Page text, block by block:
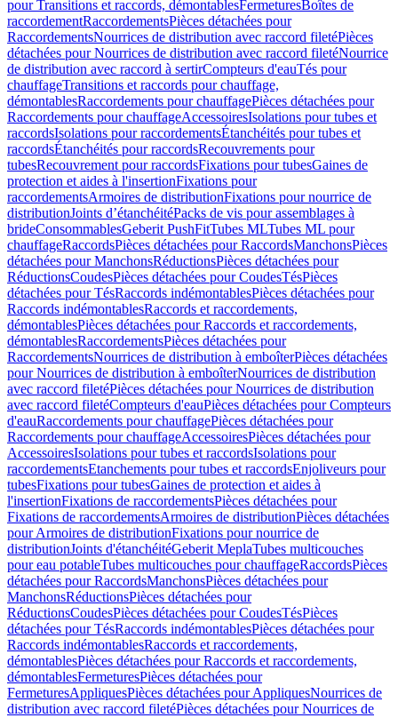
pour Transitions et raccords, démontablesFermeturesBoîtes de
raccordementRaccordementsPièces détachées pour
RaccordementsNourrices de distribution avec raccord filetéPièces
détachées pour Nourrices de distribution avec raccord filetéNourrice
de distribution avec raccord à sertirCompteurs d'eauTés pour
chauffageTransitions et raccords pour chauffage,
démontablesRaccordements pour chauffagePièces détachées pour
Raccordements pour chauffageAccessoiresIsolations pour tubes et
raccordsIsolations pour raccordementsÉtanchéités pour tubes et
raccordsÉtanchéités pour raccordsRecouvrements pour
tubesRecouvrement pour raccordsFixations pour tubesGaines de
protection et aides à l'insertionFixations pour
raccordementsArmoires de distributionFixations pour nourrice de
distributionJoints d’étanchéitéPacks de vis pour assemblages à
brideConsommablesGeberit PushFitTubes MLTubes ML pour
chauffageRaccordsPièces détachées pour RaccordsManchonsPièces
détachées pour ManchonsRéductionsPièces détachées pour
RéductionsCoudesPièces détachées pour CoudesTésPièces
détachées pour TésRaccords indémontablesPièces détachées pour
Raccords indémontablesRaccords et raccordements,
démontablesPièces détachées pour Raccords et raccordements,
démontablesRaccordementsPièces détachées pour
RaccordementsNourrices de distribution à emboîterPièces détachées
pour Nourrices de distribution à emboîterNourrices de distribution
avec raccord filetéPièces détachées pour Nourrices de distribution
avec raccord filetéCompteurs d'eauPièces détachées pour Compteurs
d'eauRaccordements pour chauffagePièces détachées pour
Raccordements pour chauffageAccessoiresPièces détachées pour
AccessoiresIsolations pour tubes et raccordsIsolations pour
raccordementsEtanchements pour tubes et raccordsEnjoliveurs pour
tubesFixations pour tubesGaines de protection et aides à
l'insertionFixations de raccordementsPièces détachées pour
Fixations de raccordementsArmoires de distributionPièces détachées
pour Armoires de distributionFixations pour nourrice de
distributionJoints d'étanchéitéGeberit MeplaTubes multicouches
pour eau potableTubes multicouches pour chauffageRaccordsPièces
détachées pour RaccordsManchonsPièces détachées pour
ManchonsRéductionsPièces détachées pour
RéductionsCoudesPièces détachées pour CoudesTésPièces
détachées pour TésRaccords indémontablesPièces détachées pour
Raccords indémontablesRaccords et raccordements,
démontablesPièces détachées pour Raccords et raccordements,
démontablesFermeturesPièces détachées pour
FermeturesAppliquesPièces détachées pour AppliquesNourrices de
distribution avec raccord filetéPièces détachées pour Nourrices de